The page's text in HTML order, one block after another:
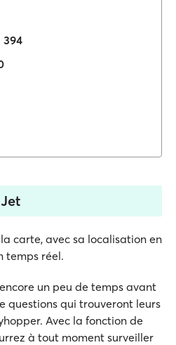
394
carte, avec sa localisation en
temps réel.
un peu de temps avant
questions qui trouveront leurs
Avec la fonction de
à tout moment surveiller